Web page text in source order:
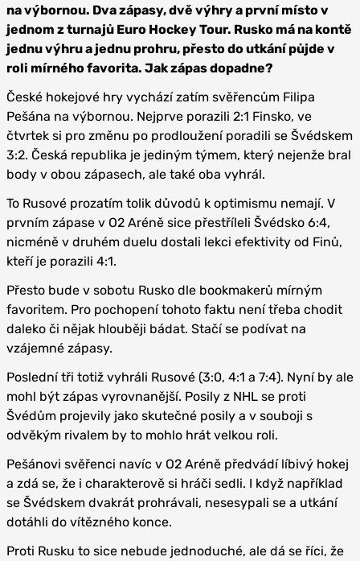
na výbornou. Dva zápasy, dvě výhry a první místo v
jednom z turnajů Euro Hockey Tour. Rusko má na kontě
jednu výhru a jednu prohru, přesto do utkání půjde v
roli mírného favorita. Jak zápas dopadne?
České hokejové hry vychází zatím svěřencům Filipa
Pešána na výbornou. Nejprve porazili 2:1 Finsko, ve
čtvrtek si pro změnu po prodloužení poradili se Švédskem
3:2. Česká republika je jediným týmem, který nejenže bral
body v obou zápasech, ale také oba vyhrál.
To Rusové prozatím tolik důvodů k optimismu nemají. V
prvním zápase v O2 Aréně sice přestříleli Švédsko 6:4,
nicméně v druhém duelu dostali lekci efektivity od Finů,
kteří je porazili 4:1.
Přesto bude v sobotu Rusko dle bookmakerů mírným
favoritem. Pro pochopení tohoto faktu není třeba chodit
daleko či nějak hlouběji bádat. Stačí se podívat na
vzájemné zápasy.
Poslední tři totiž vyhráli Rusové (3:0, 4:1 a 7:4). Nyní by ale
mohl být zápas vyrovnanější. Posily z NHL se proti
Švédům projevily jako skutečné posily a v souboji s
odvěkým rivalem by to mohlo hrát velkou roli.
Pešánovi svěřenci navíc v O2 Aréně předvádí líbivý hokej
a zdá se, že i charakterově si hráči sedli. I když například
se Švédskem dvakrát prohrávali, nesesypali se a utkání
dotáhli do vítězného konce.
Proti Rusku to sice nebude jednoduché, ale dá se říci, že